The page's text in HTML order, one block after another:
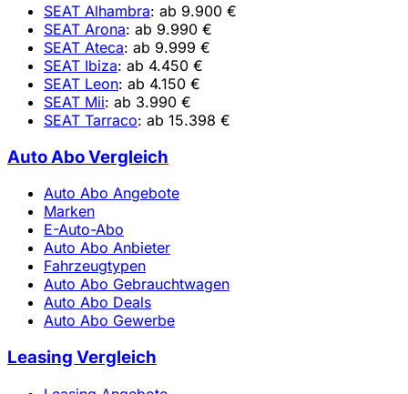
SEAT Alhambra: ab 9.900 €
SEAT Arona: ab 9.990 €
SEAT Ateca: ab 9.999 €
SEAT Ibiza: ab 4.450 €
SEAT Leon: ab 4.150 €
SEAT Mii: ab 3.990 €
SEAT Tarraco: ab 15.398 €
Auto Abo Vergleich
Auto Abo Angebote
Marken
E-Auto-Abo
Auto Abo Anbieter
Fahrzeugtypen
Auto Abo Gebrauchtwagen
Auto Abo Deals
Auto Abo Gewerbe
Leasing Vergleich